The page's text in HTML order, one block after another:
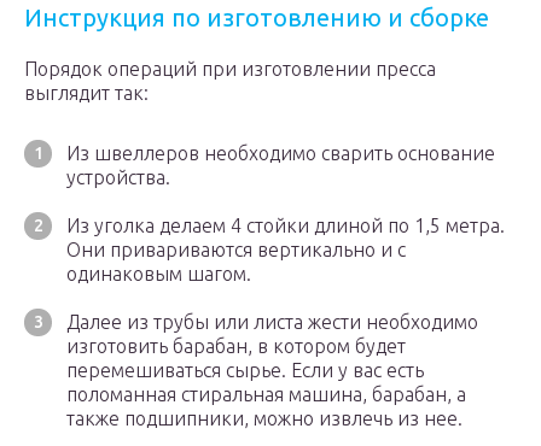
Инструкция по изготовлению и сборке
Порядок операций при изготовлении пресса
выглядит так:
Из швеллеров необходимо сварить основание
устройства.
Из уголка делаем 4 стойки длиной по 1,5 метра.
Они привариваются вертикально и с
одинаковым шагом.
Далее из трубы или листа жести необходимо
изготовить барабан, в котором будет
перемешиваться сырье. Если у вас есть
поломанная стиральная машина, барабан, а
также подшипники, можно извлечь из нее.